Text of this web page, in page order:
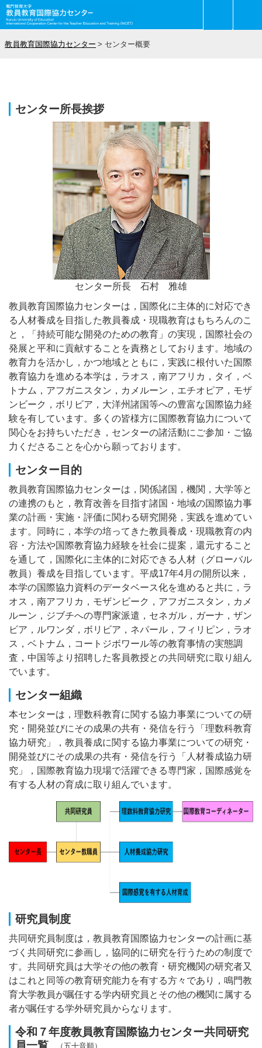
教員教育国際協力センター センター概要
センター所長挨拶
センター所長 石村 雅雄
教員教育国際協力センターは，国際化に主体的に対応でき
る人材養成を目指した教員養成・現職教育はもちろんのこ
と，「持続可能な開発のための教育」の実現，国際社会の
発展と平和に貢献することを責務としております。地域の
教育力を活かし，かつ地域とともに，実践に根付いた国際
教育協力を進める本学は，ラオス，南アフリカ，タイ，ベ
トナム，アフガニスタン，カメルーン，エチオピア，モザ
ンビーク，ボリビア，大洋州諸国等への豊富な国際協力経
験を有しています。多くの皆様方に国際教育協力について
関心をお持ちいただき，センターの諸活動にご参加・ご協
力くださることを心から願っております。
センター目的
教員教育国際協力センターは，関係諸国，機関，大学等と
の連携のもと，教育改善を目指す諸国・地域の国際協力事
業の計画・実施・評価に関わる研究開発，実践を進めてい
ます。同時に，本学の培ってきた教員養成・現職教育の内
容・方法や国際教育協力経験を社会に提案，還元すること
を通して，国際化に主体的に対応できる人材（グローバル
教員）養成を目指しています。平成17年4月の開所以来，
本学の国際協力資料のデータベース化を進めると共に，ラ
オス，南アフリカ，モザンビーク，アフガニスタン，カメ
ルーン，ジブチへの専門家派遣，セネガル，ガーナ，ザン
ビア，ルワンダ，ボリビア，ネパール，フィリピン，ラオ
ス，ベトナム，コートジボワール等の教育事情の実態調
査，中国等より招聘した客員教授との共同研究に取り組ん
でいます。
センター組織
本センターは，理数科教育に関する協力事業についての研
究・開発並びにその成果の共有・発信を行う「理数科教育
協力研究」，教員養成に関する協力事業についての研究・
開発並びにその成果の共有・発信を行う「人材養成協力研
究」，国際教育協力現場で活躍できる専門家，国際感覚を
有する人材の育成に取り組んでいます。
研究員制度
共同研究員制度は，教員教育国際協力センターの計画に基
づく共同研究に参画し，協同的に研究を行うための制度で
す。共同研究員は大学その他の教育・研究機関の研究者又
はこれと同等の教育研究能力を有する方々であり，鳴門教
育大学教員が嘱任する学内研究員とその他の機関に属する
者が嘱任する学外研究員からなります。
令和７年度教員教育国際協力センター共同研究
員一覧
（五十音順）